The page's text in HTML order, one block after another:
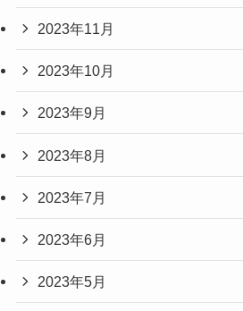
2023年11月
2023年10月
2023年9月
2023年8月
2023年7月
2023年6月
2023年5月